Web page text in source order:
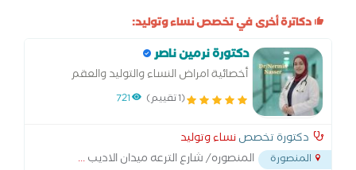
دكاترة أخرى في تخصص نساء وتوليد:
دكتورة نرمين ناصر
أخصائية امراض النساء والتوليد والعقم
والتجميل النسائي.وجراحات المناظير المتقدمة
(1 تقييم) 721
دكتورة تخصصنساء وتوليد
المنصورة المنصوره/ شارع الترعه ميدان الاديب...